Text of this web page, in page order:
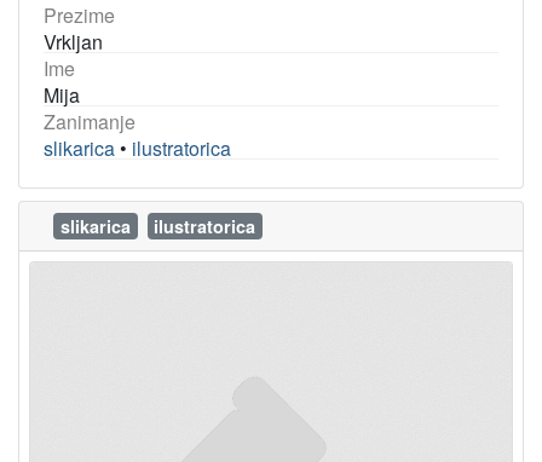
Prezime
Vrkljan
Ime
Mija
Zanimanje
slikarica • ilustratorica
slikarica ilustratorica